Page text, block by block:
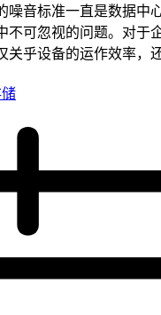
噪音标准一直是数据中
不可忽视的问题。对于
关乎设备的运作效率，